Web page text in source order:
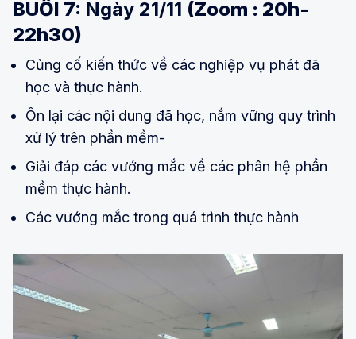
BUỔI 7: Ngày 21/11 (Zoom : 20h-
22h30)
Củng cố kiến thức về các nghiệp vụ phát đã
học và thực hành.
Ôn lại các nội dung đã học, nắm vững quy trình
xử lý trên phần mềm-
Giải đáp các vướng mắc về các phân hệ phần
mềm thực hành.
Các vướng mắc trong quá trình thực hành